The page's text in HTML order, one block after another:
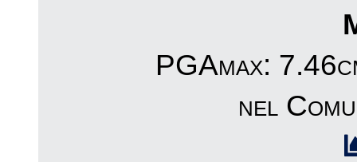
PGAmax:
nel